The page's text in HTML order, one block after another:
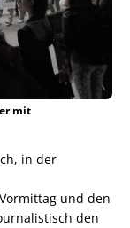
mit
in der
und den
den